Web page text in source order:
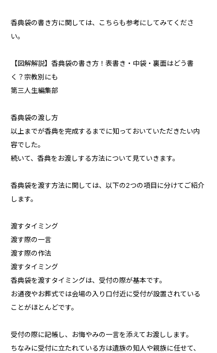
香典袋の書き方に関しては、こちらも参考にしてみてくださ
い。
【図解解説】香典袋の書き方！表書き・中袋・裏面はどう書
く？宗教別にも
第三人生編集部
香典袋の渡し方
以上までが香典を完成するまでに知っておいていただきたい内
容でした。
続いて、香典をお渡しする方法について見ていきます。
香典袋を渡す方法に関しては、以下の2つの項目に分けてご紹介
します。
渡すタイミング
渡す際の一言
渡す際の作法
渡すタイミング
香典袋を渡すタイミングは、受付の際が基本です。
お通夜やお葬式では会場の入り口付近に受付が設置されている
ことがほとんどです。
受付の際に記帳し、お悔やみの一言を添えてお渡しします。
ちなみに受付に立たれている方は遺族の知人や親族に任せて、